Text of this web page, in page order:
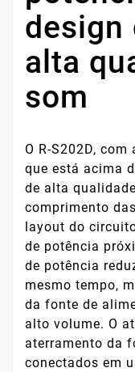
design
alta
som
O R-S202D,
que está acima
de alta
comprimento
layout do
de potência
de potência
mesmo tempo,
da fonte de
alto volume. O
aterramento da
conectados em